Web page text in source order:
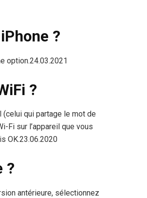
?
option.24.03.2021
?
qui partage le mot de
Fi sur l’appareil que vous
OK.23.06.2020
?
antérieure, sélectionnez